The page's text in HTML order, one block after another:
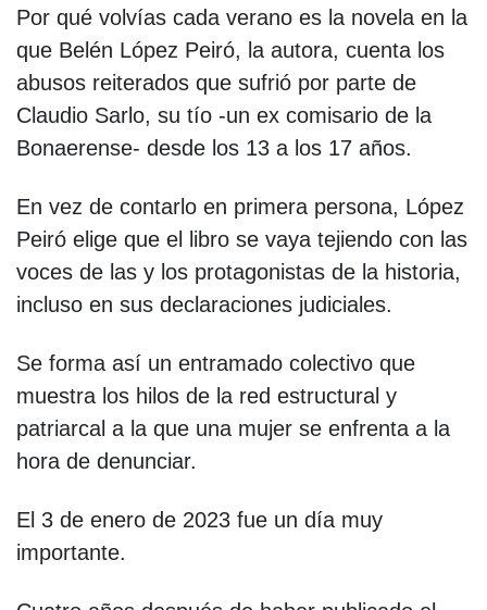
Por qué volvías cada verano es la novela en la
que Belén López Peiró, la autora, cuenta los
abusos reiterados que sufrió por parte de
Claudio Sarlo, su tío -un ex comisario de la
Bonaerense- desde los 13 a los 17 años.
En vez de contarlo en primera persona, López
Peiró elige que el libro se vaya tejiendo con las
voces de las y los protagonistas de la historia,
incluso en sus declaraciones judiciales.
Se forma así un entramado colectivo que
muestra los hilos de la red estructural y
patriarcal a la que una mujer se enfrenta a la
hora de denunciar.
El 3 de enero de 2023 fue un día muy
importante.